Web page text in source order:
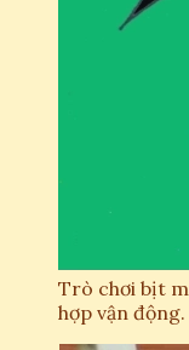
Trò chơi bịt
hợp vận động.